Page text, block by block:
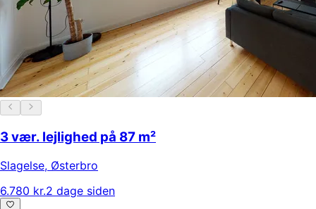
3 vær. lejlighed på 87 m²
Slagelse, Østerbro
6.780 kr.2 dage siden